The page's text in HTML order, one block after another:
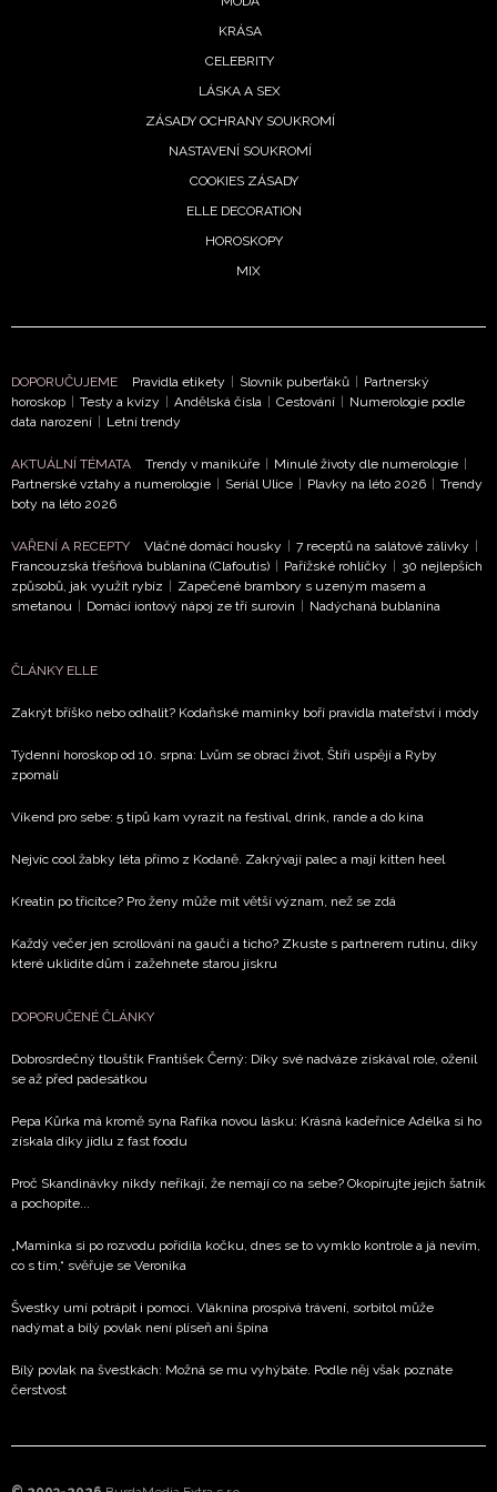
vyhodnocení akce a zasílání novinek.
Chcete navíc dostávat i další zajímavé a exkluzivní
zpracováním údajů k tomuto účelu podle
soukromí BurdaMedia Extra s.r.o., zaškrtněte toto pole.
KRÁSA
CELEBRITY
LÁSKA A SEX
ZÁSADY OCHRANY SOUKROMÍ
NASTAVENÍ SOUKROMÍ
COOKIES ZÁSADY
ELLE DECORATION
HOROSKOPY
MIX
DOPORUČUJEME Pravidla etikety Slovník puberťáků
Partnerský
horoskop
Testy a kvízy Andělská čísla Cestování
Numerologie podle
data narození
Letní trendy
AKTUÁLNÍ TÉMATA Trendy v manikúře Minulé životy dle numerologie
Partnerské vztahy a numerologie
Seriál Ulice Plavky na léto 2026
Trendy
boty na léto 2026
VAŘENÍ A RECEPTY Vláčné domácí housky 7 receptů na salátové zálivky
Francouzská třešňová bublanina (Clafoutis)
Pařížské rohlíčky
30 nejlepších
způsobů, jak využít rybíz
Zapečené brambory s uzeným masem a
smetanou
Domácí iontový nápoj ze tří surovin Nadýchaná bublanina
ČLÁNKY ELLE
Zakrýt bříško nebo odhalit? Kodaňské maminky boří pravidla mateřství i módy
Týdenní horoskop od 10. srpna: Lvům se obrací život, Štíři uspějí a Ryby
zpomalí
Víkend pro sebe: 5 tipů kam vyrazit na festival, drink, rande a do kina
Nejvíc cool žabky léta přímo z Kodaně. Zakrývají palec a mají kitten heel
Kreatin po třicítce? Pro ženy může mít větší význam, než se zdá
Každý večer jen scrollování na gauči a ticho? Zkuste s partnerem rutinu, díky
které uklidíte dům i zažehnete starou jiskru
DOPORUČENÉ ČLÁNKY
Dobrosrdečný tlouštík František Černý: Díky své nadváze získával role, oženil
se až před padesátkou
Pepa Kůrka má kromě syna Rafíka novou lásku: Krásná kadeřnice Adélka si ho
získala díky jídlu z fast foodu
Proč Skandinávky nikdy neříkají, že nemají co na sebe? Okopírujte jejich šatník
a pochopíte...
„Maminka si po rozvodu pořídila kočku, dnes se to vymklo kontrole a já nevím,
co s tím,“ svěřuje se Veronika
Švestky umí potrápit i pomoci. Vláknina prospívá trávení, sorbitol může
nadýmat a bílý povlak není plíseň ani špína
Bílý povlak na švestkách: Možná se mu vyhýbáte. Podle něj však poznáte
čerstvost